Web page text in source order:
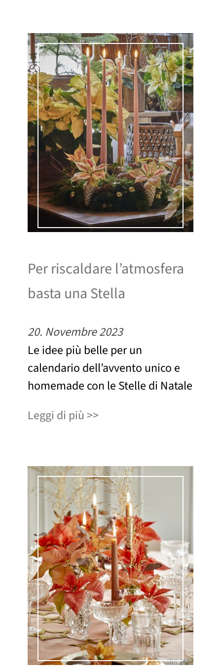
Per riscaldare l’atmosfera
basta una Stella
20. Novembre 2023
Le idee più belle per un
calendario dell’avvento unico e
homemade con le Stelle di Natale
Leggi di più